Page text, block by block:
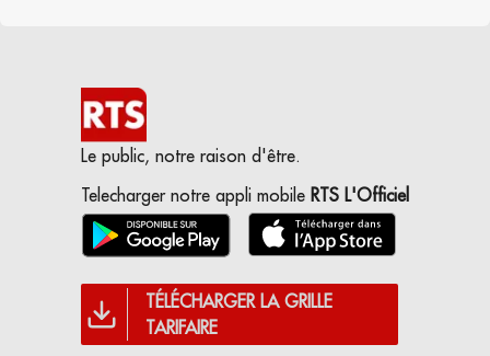
Le public, notre raison d'être.
Telecharger notre appli mobile RTS L'Officiel
TÉLÉCHARGER LA GRILLE
TARIFAIRE